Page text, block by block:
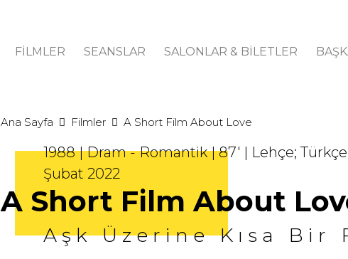
FİLMLER SEANSLAR SALONLAR & BİLETLER
Ana Sayfa Filmler A Short Film About Love
1988 | Dram - Romantik | 87' | Lehçe; Türkçe
Şubat 2022
A Short Film About
Aşk Üzerine Kısa Bir